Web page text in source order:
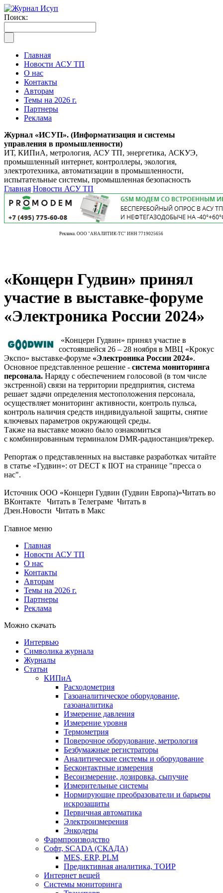
Поиск:
Главная
Новости АСУ ТП
О нас
Контакты
Авторам
Темы на 2026 г.
Партнеры
Реклама
Журнал «ИСУП». (Информатизация и системы
управления в промышленности)
ИТ, КИПиА, метрология, АСУ ТП, энергетика, АСКУЭ,
промышленный интернет, контроллеры, экология,
электротехника, автоматизации в промышленности,
испытательные системы, промышленная безопасность
Главная Новости АСУ ТП
Реклама. ООО "АНАЛИТИК-ТС" ИНН 7719025656
«Концерн Гудвин» принял
участие в выставке-форуме
«Электроника России 2024»
«Концерн Гудвин» принял участие в
состоявшейся 26 – 28 ноября в МВЦ «Крокус
Экспо» выставке-форуме «Электроника России 2024».
Основное представленное решение - система мониторинга
персонала. Наряду с обеспечением голосовой (в том числе
экстренной) связи на территории предприятия, система
решает задачи определения местоположения персонала,
осуществляет мониторинг активности, контроль пульса,
контроль наличия средств индивидуальной защиты, снятие
ключевых параметров окружающей среды.
Также на выставке можно было ознакомиться
с комбинированным терминалом DMR-радиостанция/трекер.
Репортаж о представленных на выставке разработках читайте
в статье «Гудвин»: от DECT к IIOT на странице "пресса о
нас".
Источник ООО «Концерн Гудвин (Гудвин Европа)»Читать во
ВКонтакте Читать в Телеграме Читать в
Дзен.Новости Читать в Макс
Главное меню
Главная
Новости АСУ ТП
О нас
Контакты
Авторам
Темы на 2026 г.
Партнеры
Реклама
Можно скачать
Интервью
Символика журнала
Журналы
Статьи
КИПиА
Расходометрия
Газоаналитическое оборудование,
газоаналитика
Измерение давления
Измерение уровня
Термометрия
Поверочное оборудование, метрология
Безбумажные регистраторы
Аналитические системы и оборудование
Бесконтактные измерения
Весоизмерение, дозировка, сыпучие
Измерительные системы
Нормирующие преобразователи и барьеры
искрозащиты
Первичная автоматика
Электроизмерения
Энкодеры
Фармпроизводство
Софт, SCADA (СКАДА)
MES, ERP, PLM
Предиктивная аналитика, ТОИР
Интернет вещей
Системы мониторинга